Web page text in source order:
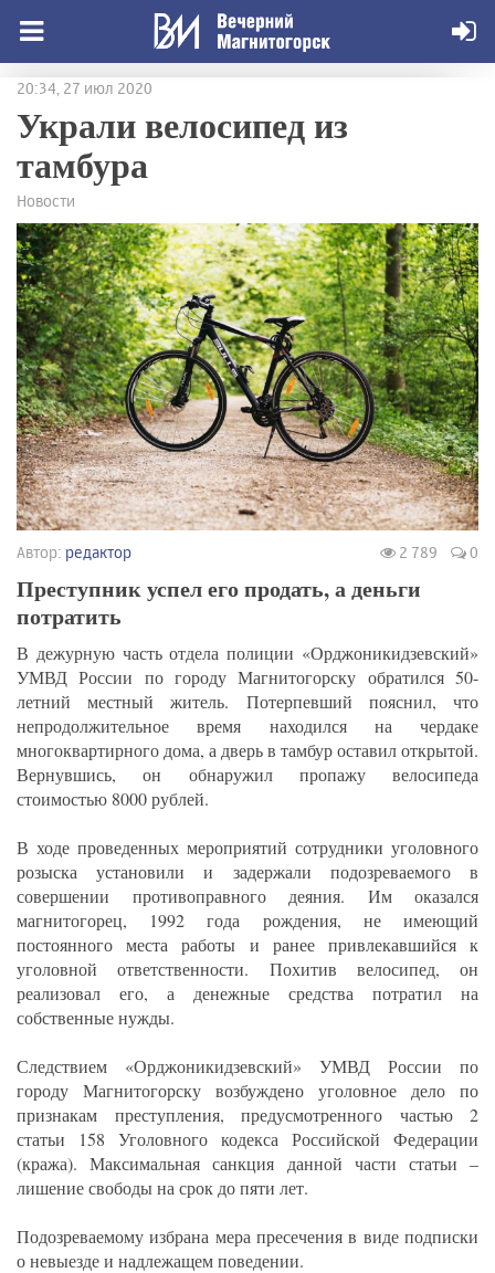
20:34, 27 июл 2020
Украли велосипед из
тамбура
Новости
Автор: редактор 2 789 0
Преступник успел его продать, а деньги
потратить
В дежурную часть отдела полиции «Орджоникидзевский»
УМВД России по городу Магнитогорску обратился 50-
летний местный житель. Потерпевший пояснил, что
непродолжительное время находился на чердаке
многоквартирного дома, а дверь в тамбур оставил открытой.
Вернувшись, он обнаружил пропажу велосипеда
стоимостью 8000 рублей.
В ходе проведенных мероприятий сотрудники уголовного
розыска установили и задержали подозреваемого в
совершении противоправного деяния. Им оказался
магнитогорец, 1992 года рождения, не имеющий
постоянного места работы и ранее привлекавшийся к
уголовной ответственности. Похитив велосипед, он
реализовал его, а денежные средства потратил на
собственные нужды.
Следствием «Орджоникидзевский» УМВД России по
городу Магнитогорску возбуждено уголовное дело по
признакам преступления, предусмотренного частью 2
статьи 158 Уголовного кодекса Российской Федерации
(кража). Максимальная санкция данной части статьи –
лишение свободы на срок до пяти лет.
Подозреваемому избрана мера пресечения в виде подписки
о невыезде и надлежащем поведении.